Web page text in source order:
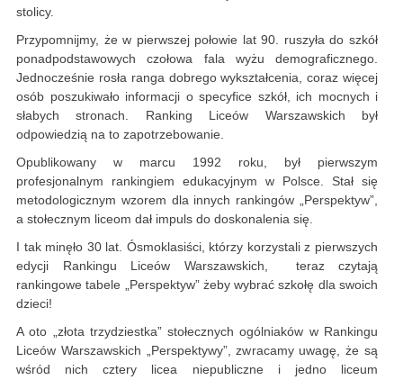
stolicy.
Przypomnijmy, że w pierwszej połowie lat 90. ruszyła do szkół
ponadpodstawowych czołowa fala wyżu demograficznego.
Jednocześnie rosła ranga dobrego wykształcenia, coraz więcej
osób poszukiwało informacji o specyfice szkół, ich mocnych i
słabych stronach. Ranking Liceów Warszawskich był
odpowiedzią na to zapotrzebowanie.
Opublikowany w marcu 1992 roku, był pierwszym
profesjonalnym rankingiem edukacyjnym w Polsce. Stał się
metodologicznym wzorem dla innych rankingów „Perspektyw”,
a stołecznym liceom dał impuls do doskonalenia się.
I tak minęło 30 lat. Ósmoklasiści, którzy korzystali z pierwszych
edycji Rankingu Liceów Warszawskich, teraz czytają
rankingowe tabele „Perspektyw” żeby wybrać szkołę dla swoich
dzieci!
A oto „złota trzydziestka” stołecznych ogólniaków w Rankingu
Liceów Warszawskich „Perspektywy”, zwracamy uwagę, że są
wśród nich cztery licea niepubliczne i jedno liceum